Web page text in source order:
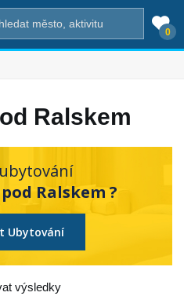
0
Ralskem
Ralskem ?
Ubytování
výsledky